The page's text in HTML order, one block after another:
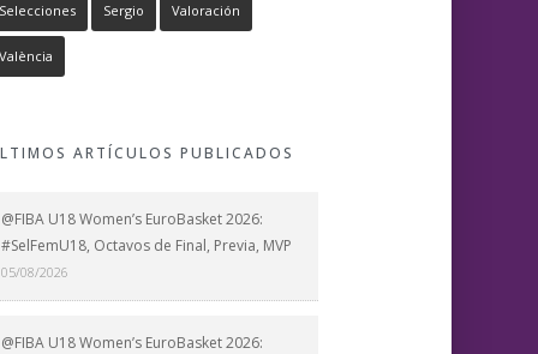
Selecciones Sergio Valoración
València
ARTÍCULOS PUBLICADOS
@FIBA U18 Women’s EuroBasket 2026:
#SelFemU18, Octavos de Final, Previa, MVP
05/08/2026
@FIBA U18 Women’s EuroBasket 2026: